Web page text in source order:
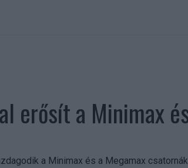
erősít a Minimax
a Minimax és a Megamax